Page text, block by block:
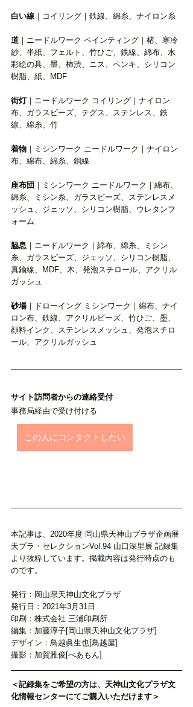
白い線 ｜コイリング｜鉄線、綿糸、ナイロン糸
道 ｜ニードルワーク ペインティング｜楮、寒冷
紗、半紙、フェルト、竹ひご、鉄線、綿布、水
彩絵の具、墨、柿渋、ニス、ペンキ、シリコン
樹脂、紙、MDF
街灯｜ニードルワーク コイリング｜ナイロン
布、ガラスビーズ、テグス、ステンレス、鉄
線、綿糸、竹
着物 ｜ミシンワーク ニードルワーク｜ナイロン
布、綿布、綿糸、銅線
座布団 ｜ミシンワーク ニードルワーク｜綿布、
綿糸、ミシン糸、ガラスビーズ、ステンレスメ
ッシュ、ジェッソ、シリコン樹脂、ウレタンフ
ォーム
脇息 ｜ニードルワーク｜綿布、綿糸、ミシン
糸、ガラスビーズ、ジェッソ、シリコン樹脂、
真鍮線、MDF、木、発泡スチロール、アクリル
ガッシュ
砂場｜ドローイング ミシンワーク｜綿布、ナイ
ロン布、鉄線、アクリルビーズ、竹ひご、墨、
顔料インク、ステンレスメッシュ、発泡スチロ
ール、アクリルガッシュ
サイト訪問者からの連絡受付
事務局経由で受け付ける
この人にコンタクトしたい
本記事は、2020年度 岡山県天神山プラザ企画展
天プラ・セレクションVol.94 山口深里展 記録集
より抜粋しています。掲載内容は発行時点のも
のです。
発行：岡山県天神山文化プラザ
発行日：2021年3月31日
印刷：株式会社 三浦印刷所
編集：加藤淳子[岡山県天神山文化プラザ]
デザイン：鳥越眞生也[鳥越屋]
撮影：加賀雅俊[べあもん]
＜記録集をご希望の方は、天神山文化プラザ文
化情報センターにてご購入いただけます＞